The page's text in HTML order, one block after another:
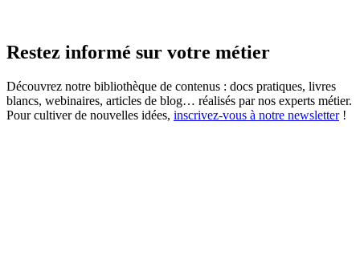
Restez informé sur votre métier
Découvrez notre bibliothèque de contenus : docs pratiques, livres
blancs, webinaires, articles de blog… réalisés par nos experts métier.
Pour cultiver de nouvelles idées, inscrivez-vous à notre newsletter!